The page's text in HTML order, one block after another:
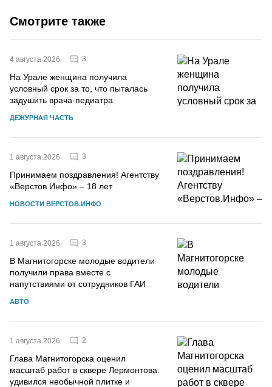
Смотрите также
4 августа 2026 3
На Урале женщина получила
условный срок за то, что пыталась
задушить врача-педиатра
ДЕЖУРНАЯ ЧАСТЬ
1 августа 2026 3
Принимаем поздравления! Агентству
«Верстов.Инфо» – 18 лет
НОВОСТИ ВЕРСТОВ.ИНФО
1 августа 2026 3
В Магнитогорске молодые водители
получили права вместе с
напутствиями от сотрудников ГАИ
АВТО
1 августа 2026 2
Глава Магнитогорска оценил
масштаб работ в сквере Лермонтова:
удивился необычной плитке и